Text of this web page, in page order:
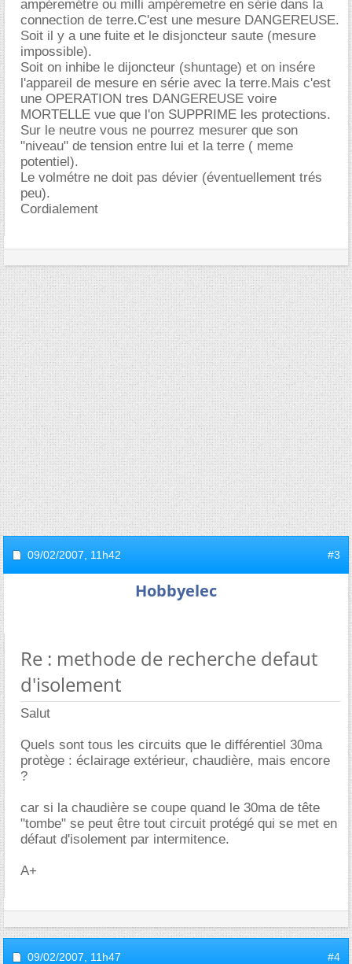
ampéremétre ou milli ampéremetre en série dans la
connection de terre.C'est une mesure DANGEREUSE.
Soit il y a une fuite et le disjoncteur saute (mesure
impossible).
Soit on inhibe le dijoncteur (shuntage) et on insére
l'appareil de mesure en série avec la terre.Mais c'est
une OPERATION tres DANGEREUSE voire
MORTELLE vue que l'on SUPPRIME les protections.
Sur le neutre vous ne pourrez mesurer que son
"niveau" de tension entre lui et la terre ( meme
potentiel).
Le volmétre ne doit pas dévier (éventuellement trés
peu).
Cordialement
09/02/2007, 11h42 #3
Hobbyelec
Re : methode de recherche defaut
d'isolement
Salut
Quels sont tous les circuits que le différentiel 30ma
protège : éclairage extérieur, chaudière, mais encore
?
car si la chaudière se coupe quand le 30ma de tête
"tombe" se peut être tout circuit protégé qui se met en
défaut d'isolement par intermitence.
A+
09/02/2007, 11h47 #4